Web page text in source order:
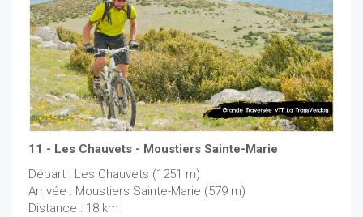
11 - Les Chauvets - Moustiers Sainte-Marie
Départ : Les Chauvets (1251 m)
Arrivée : Moustiers Sainte-Marie (579 m)
Distance : 18 km